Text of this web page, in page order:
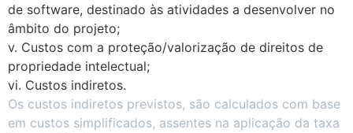
de software, destinado às atividades a desenvolver no
âmbito do projeto;
v. Custos com a proteção/valorização de direitos de
propriedade intelectual;
vi. Custos indiretos.
Os custos indiretos previstos, são calculados com base
em custos simplificados, assentes na aplicação da taxa